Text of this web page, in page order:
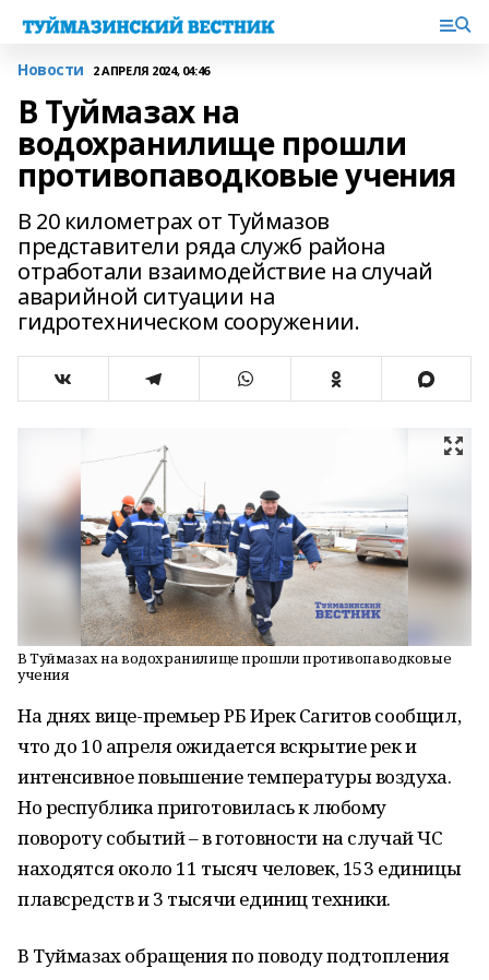
Новости 2 АПРЕЛЯ 2024, 04:46
В Туймазах на
водохранилище прошли
противопаводковые учения
В 20 километрах от Туймазов
представители ряда служб района
отработали взаимодействие на случай
аварийной ситуации на
гидротехническом сооружении.
В Туймазах на водохранилище прошли противопаводковые
учения
На днях вице-премьер РБ Ирек Сагитов сообщил,
что до 10 апреля ожидается вскрытие рек и
интенсивное повышение температуры воздуха.
Но республика приготовилась к любому
повороту событий – в готовности на случай ЧС
находятся около 11 тысяч человек, 153 единицы
плавсредств и 3 тысячи единиц техники.
В Туймазах обращения по поводу подтопления